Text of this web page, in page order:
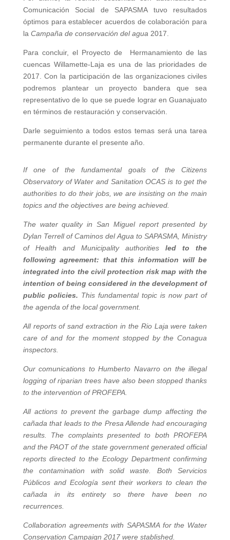
Comunicación Social de SAPASMA tuvo resultados
óptimos para establecer acuerdos de colaboración para
la Campaña de conservación del agua 2017.
Para concluir, el Proyecto de Hermanamiento de las
cuencas Willamette-Laja es una de las prioridades de
2017. Con la participación de las organizaciones civiles
podremos plantear un proyecto bandera que sea
representativo de lo que se puede lograr en Guanajuato
en términos de restauración y conservación.
Darle seguimiento a todos estos temas será una tarea
permanente durante el presente año.
If one of the fundamental goals of the Citizens
Observatory of Water and Sanitation OCAS is to get the
authorities to do their jobs, we are insisting on the main
topics and the objectives are being achieved.
The water quality in San Miguel report presented by
Dylan Terrell of Caminos del Agua to SAPASMA, Ministry
of Health and Municipality authorities led to the
following agreement: that this information will be
integrated into the civil protection risk map with the
intention of being considered in the development of
public policies. This fundamental topic is now part of
the agenda of the local government.
All reports of sand extraction in the Rio Laja were taken
care of and for the moment stopped by the Conagua
inspectors.
Our comunications to Humberto Navarro on the illegal
logging of riparian trees have also been stopped thanks
to the intervention of PROFEPA.
All actions to prevent the garbage dump affecting the
cañada that leads to the Presa Allende had encouraging
results. The complaints presented to both PROFEPA
and the PAOT of the state government generated official
reports directed to the Ecology Department confirming
the contamination with solid waste. Both Servicios
Públicos and Ecología sent their workers to clean the
cañada in its entirety so there have been no
recurrences.
Collaboration agreements with SAPASMA for the Water
Conservation Campaign 2017 were stablished.